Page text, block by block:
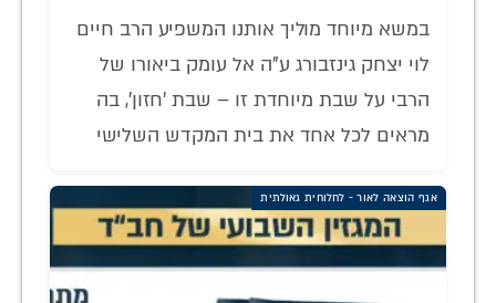
במשא מיוחד מוליך אותנו המשפיע הרב חיים
לוי יצחק גינזבורג ע"ה אל עומק ביאורו של
הרבי על שבת מיוחדת זו – שבת 'חזון', בה
מראים לכל אחד את בית המקדש השלישי
אגף הוצאה לאור - לחלוחית גאולתית